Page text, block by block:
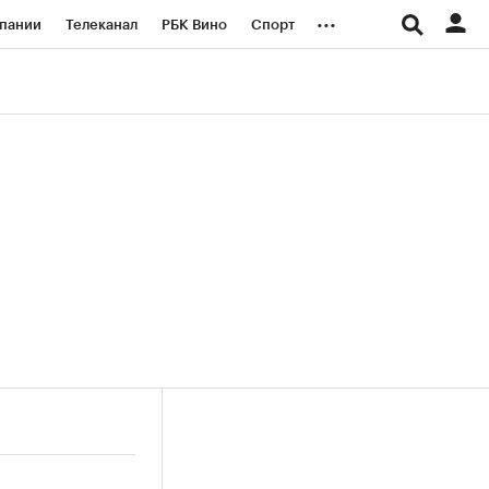
Телеканал РБК Вино Спорт ...